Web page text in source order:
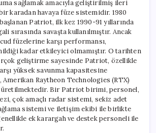
sağlamak amacıyla geliştirilmiş ileri
karadan havaya füze sistemidir. 1980
Patriot, ilk kez 1990-91 yıllarında
sırasında savaşta kullanılmıştır. Ancak
füzelerine karşı performansı,
kadar etkileyici olmamıştır. O tarihten
geliştirme sayesinde Patriot, özellikle
yüksek savunma kapasitesine
Amerikan Raytheon Technologies (RTX)
Bir Patriot birimi, personel,
çok amaçlı radar sistemi, sekiz adet
sistemi ve iletişim ekibi ile birlikte
ek karargah ve destek personeli ile